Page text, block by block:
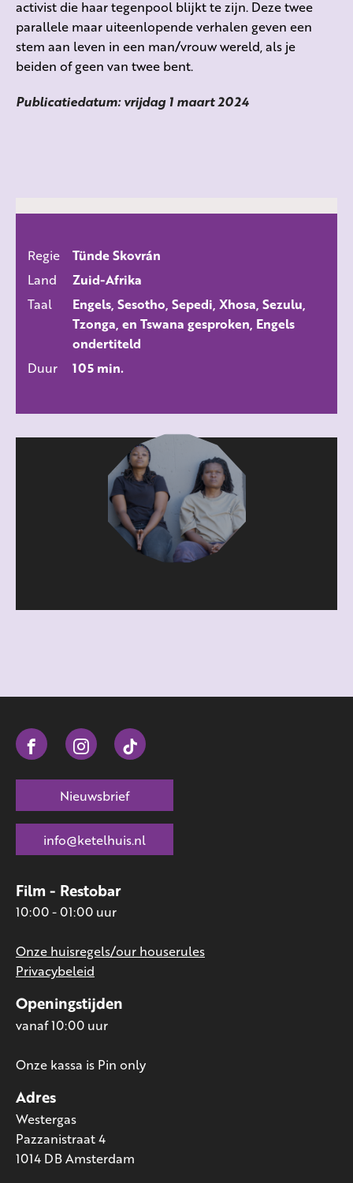
activist die haar tegenpool blijkt te zijn. Deze twee
parallele maar uiteenlopende verhalen geven een
stem aan leven in een man/vrouw wereld, als je
beiden of geen van twee bent.
Publicatiedatum: vrijdag 1 maart 2024
Regie
Tünde Skovrán
Land
Zuid-Afrika
Taal
Engels, Sesotho, Sepedi, Xhosa, Sezulu,
Tzonga, en Tswana gesproken, Engels
ondertiteld
Duur
105 min.
Adres
Westergas
Pazzanistraat 4
1014 DB Amsterdam
Openingstijden
vanaf 10:00 uur
Onze kassa is Pin only
Film - Restobar
10:00 - 01:00 uur
Onze huisregels/our houserules
Privacybeleid
Nieuwsbrief
info@ketelhuis.nl